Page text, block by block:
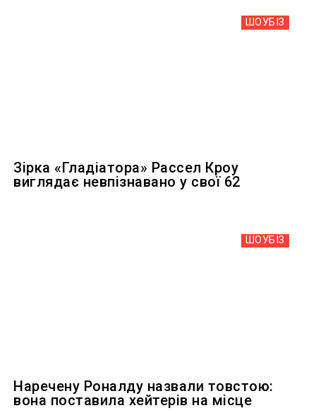
ШОУБIЗ
Зірка «Гладіатора» Рассел Кроу
виглядає невпізнавано у свої 62
ШОУБIЗ
Наречену Роналду назвали товстою:
вона поставила хейтерів на місце